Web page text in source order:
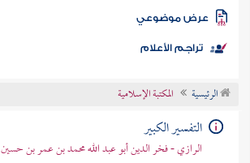
الكتب
موضوعي
تراجم الأعلام
الرئيسية المكتبة الإسلامية
التفسير الكبير
الرازي - فخر الدين أبو عبد الله محمد بن عمر بن حسين